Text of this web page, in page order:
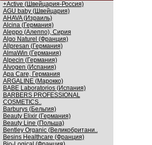
+Active (Швейцария-Россия)
AGU baby (Швейцария)
AHAVA (Израиль)
Alcina (Германия)
Aleppo (Алеппо), Сирия
Algo Naturel (Франция)
Allpresan (Германия)
AlmaWin (Германия)
Alpecin (Германия)
Alvogen (Испания)
Apa Care, Германия
ARGALINE (Марокко)
BABE Laboratorios (Испания)
BARBERS PROFESSIONAL
COSMETICS..
Barburys (Бельгия)
Beauty Elixir (Германия)
Beauty Line (Польша)
Bentley Organic (Великобритани..
Besins Healthcare (Франция)